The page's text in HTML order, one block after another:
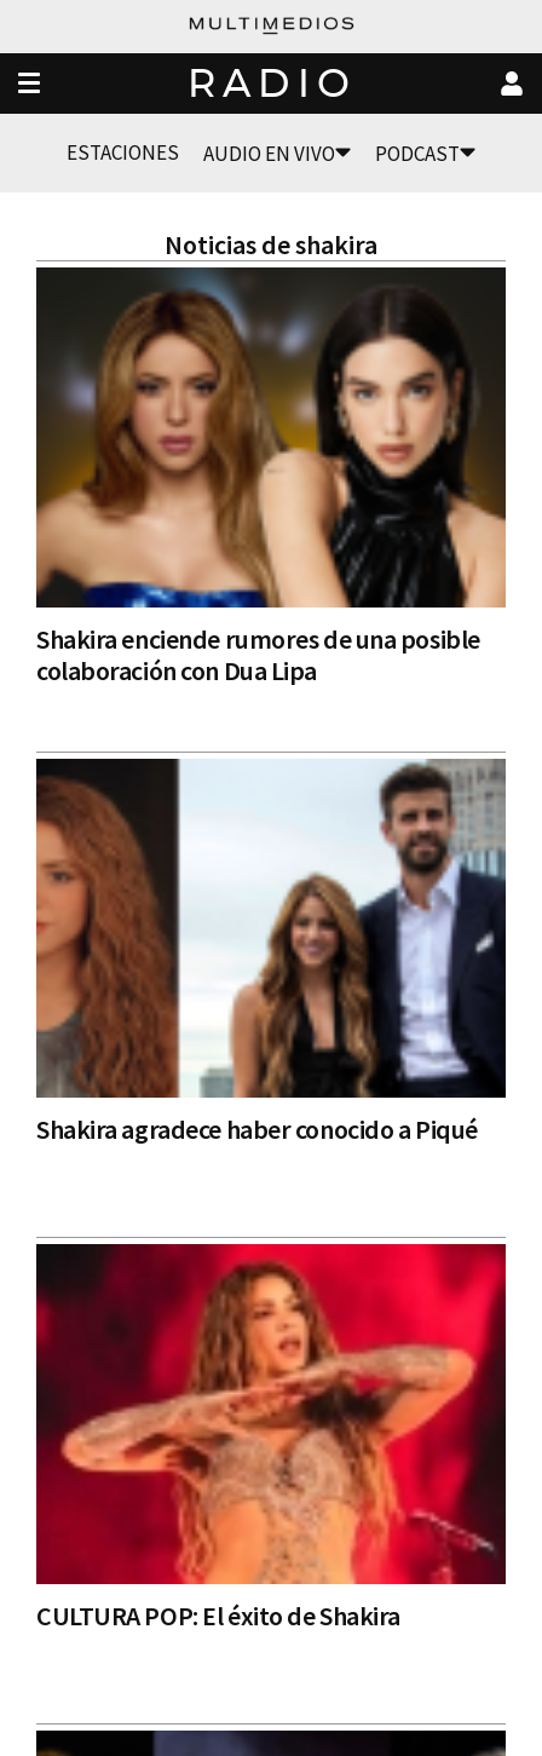
RADIO
ESTACIONES AUDIO EN VIVO PODCAST
Noticias de shakira
Shakira enciende rumores de una posible
colaboración con Dua Lipa
Shakira agradece haber conocido a Piqué
CULTURA POP: El éxito de Shakira